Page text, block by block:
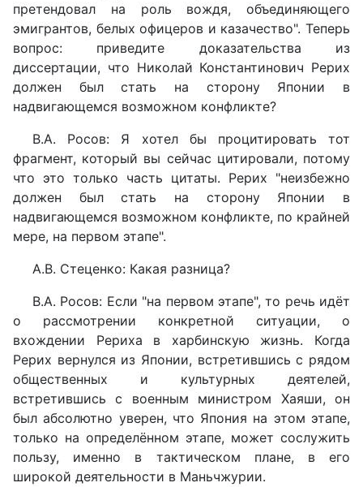
претендовал на роль вождя, объединяющего
эмигрантов, белых офицеров и казачество". Теперь
вопрос: приведите доказательства из
диссертации, что Николай Константинович Рерих
должен был стать на сторону Японии в
надвигающемся возможном конфликте?
В.А. Росов: Я хотел бы процитировать тот
фрагмент, который вы сейчас цитировали, потому
что это только часть цитаты. Рерих "неизбежно
должен был стать на сторону Японии в
надвигающемся возможном конфликте, по крайней
мере, на первом этапе".
А.В. Стеценко: Какая разница?
В.А. Росов: Если "на первом этапе", то речь идёт
о рассмотрении конкретной ситуации, о
вхождении Рериха в харбинскую жизнь. Когда
Рерих вернулся из Японии, встретившись с рядом
общественных и культурных деятелей,
встретившись с военным министром Хаяши, он
был абсолютно уверен, что Япония на этом этапе,
только на определённом этапе, может сослужить
пользу, именно в тактическом плане, в его
широкой деятельности в Маньчжурии.